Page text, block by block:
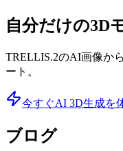
自分だけの3D
TRELLIS.2のAI画像か
ート。
今すぐAI 3D生成を
ブログ